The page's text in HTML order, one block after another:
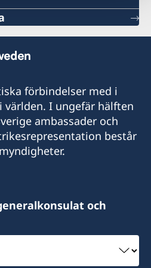
förbindelser med i
I ungefär hälften
ambassader och
består
och